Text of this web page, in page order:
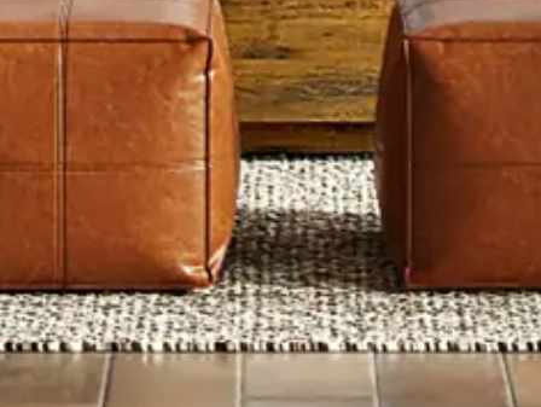
Artisans vérifiés
Devis clair
Interlocuteur unique
Maçonnerie à Salon-de-Provence : Gros
œuvre, ouvertures et reprises
structurelles.